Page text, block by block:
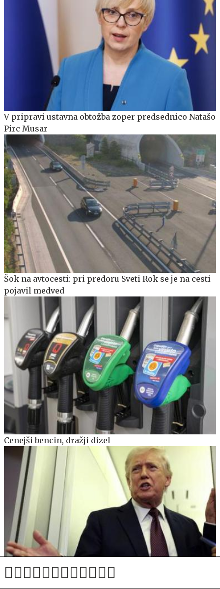
V pripravi ustavna obtožba zoper predsednico Natašo
Pirc Musar
Šok na avtocesti: pri predoru Sveti Rok se je na cesti
pojavil medved
Cenejši bencin, dražji dizel